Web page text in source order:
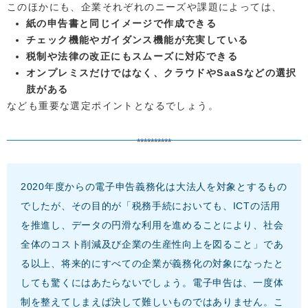
このほかにも、企業それぞれのニーズや課題によっては、
紙の申告書と同じイメージで作成できる
チェック機能やガイダンス機能が充実している
税制や法律の改正にもスムーズに対応できる
オンプレミスだけではなく、クラウドやSaaSなどの選択
肢がある
なども重要な選定ポイントとなるでしょう。
**********
2020年度からの電子申告義務化は大法人を対象とするもの
でしたが、その目的が「税務手続においても、ICTの活用
を推進し、データの円滑な利用を進めることにより、社会
全体のコスト削減及び企業の生産性向上を図ること」であ
る以上、将来的にすべての企業が義務化の対象になったと
しても驚くにはあたらないでしょう。電子申告は、一度体
制を整えてしまえば決して難しいものではありません。こ